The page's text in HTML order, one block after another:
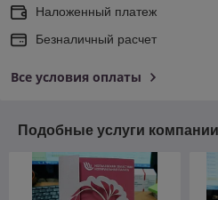
Наложенный платеж
Безналичный расчет
Все условия оплаты
Подобные услуги компании